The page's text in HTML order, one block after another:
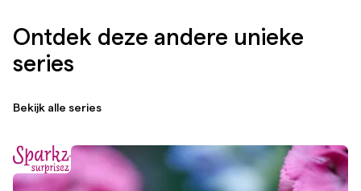
Ontdek deze andere unieke
series
Bekijk alle series